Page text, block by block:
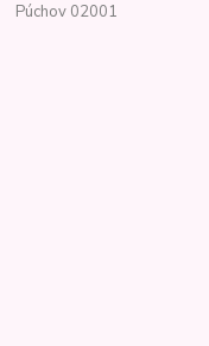
Púchov 02001